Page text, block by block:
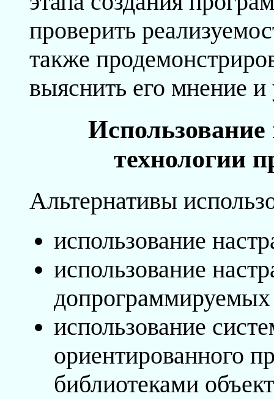
проверить
также
выяснить его мнение и
Использование
технологии
Альтернативы
использование
использование
использование
ориентированного
библиотеками